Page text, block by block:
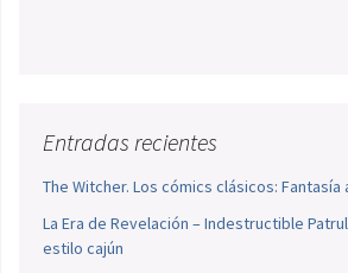
Entradas recientes
The Witcher. Los cómics clásicos: Fantasía
La Era de Revelación – Indestructible
estilo cajún